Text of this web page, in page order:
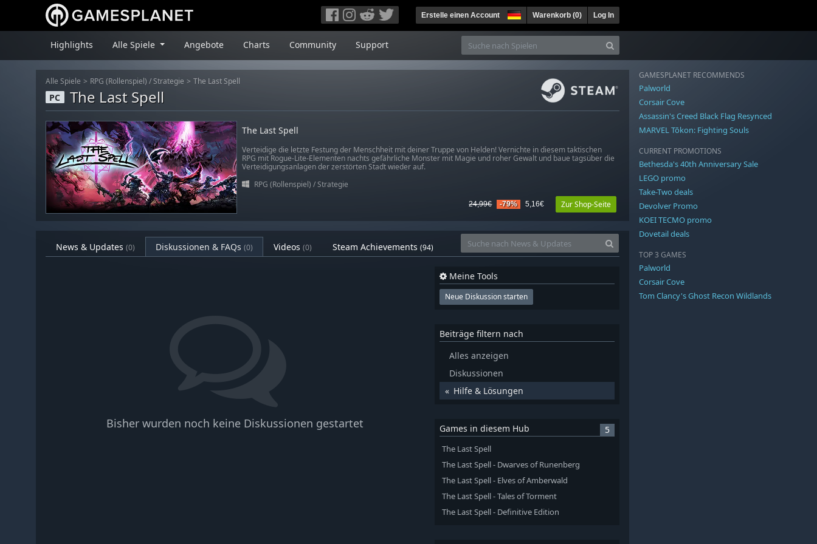
Erstelle einen Account Warenkorb (0) Log In
Highlights Alle Spiele Angebote Charts Community Support
Alle Spiele RPG (Rollenspiel) / Strategie The Last Spell
PC The Last Spell
The Last Spell
Verteidige die letzte Festung der Menschheit mit deiner Truppe von Helden! Vernichte in diesem taktischen
RPG mit Rogue-Lite-Elementen nachts gefährliche Monster mit Magie und roher Gewalt und baue tagsüber die
Verteidigungsanlagen der zerstörten Stadt wieder auf.
RPG (Rollenspiel) / Strategie
24,99€ -79% 5,16€ Zur Shop-Seite
News & Updates (0) Diskussionen & FAQs (0) Videos (0) Steam Achievements (94)
Bisher wurden noch keine Diskussionen gestartet
Meine Tools
Neue Diskussion starten
Beiträge filtern nach
Alles anzeigen
Diskussionen
Hilfe & Lösungen
Games in diesem Hub 5
The Last Spell
The Last Spell - Dwarves of Runenberg
The Last Spell - Elves of Amberwald
The Last Spell - Tales of Torment
The Last Spell - Definitive Edition
GAMESPLANET RECOMMENDS
Palworld
Corsair Cove
Assassin's Creed Black Flag Resynced
MARVEL Tōkon: Fighting Souls
CURRENT PROMOTIONS
Bethesda's 40th Anniversary Sale
LEGO promo
Take-Two deals
Devolver Promo
KOEI TECMO promo
Dovetail deals
TOP 3 GAMES
Palworld
Corsair Cove
Tom Clancy's Ghost Recon Wildlands